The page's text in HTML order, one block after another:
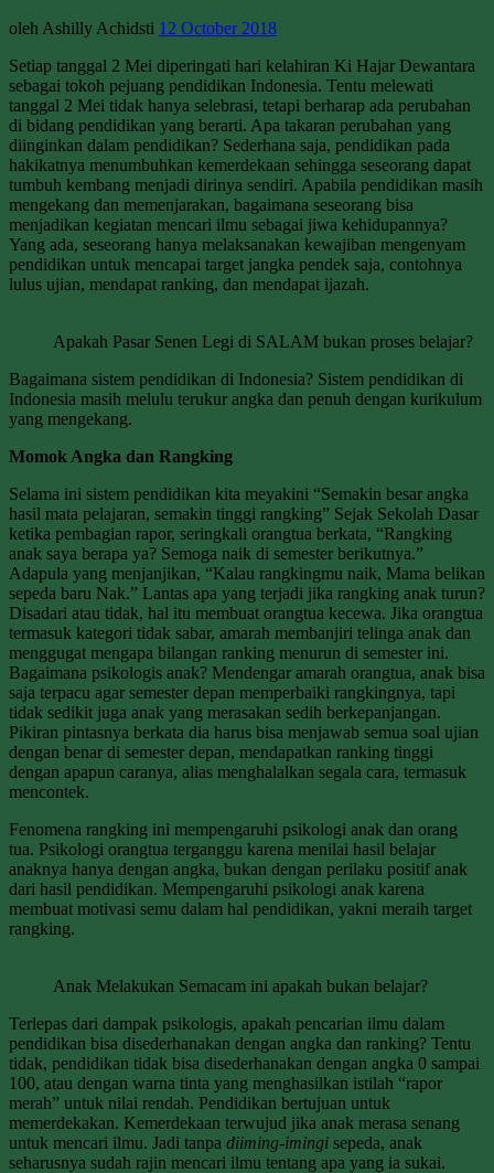
oleh Ashilly Achidsti 12 October 2018
Setiap tanggal 2 Mei diperingati hari kelahiran Ki Hajar Dewantara
sebagai tokoh pejuang pendidikan Indonesia. Tentu melewati
tanggal 2 Mei tidak hanya selebrasi, tetapi berharap ada perubahan
di bidang pendidikan yang berarti. Apa takaran perubahan yang
diinginkan dalam pendidikan? Sederhana saja, pendidikan pada
hakikatnya menumbuhkan kemerdekaan sehingga seseorang dapat
tumbuh kembang menjadi dirinya sendiri. Apabila pendidikan masih
mengekang dan memenjarakan, bagaimana seseorang bisa
menjadikan kegiatan mencari ilmu sebagai jiwa kehidupannya?
Yang ada, seseorang hanya melaksanakan kewajiban mengenyam
pendidikan untuk mencapai target jangka pendek saja, contohnya
lulus ujian, mendapat ranking, dan mendapat ijazah.
Apakah Pasar Senen Legi di SALAM bukan proses belajar?
Bagaimana sistem pendidikan di Indonesia? Sistem pendidikan di
Indonesia masih melulu terukur angka dan penuh dengan kurikulum
yang mengekang.
Momok Angka dan Rangking
Selama ini sistem pendidikan kita meyakini “Semakin besar angka
hasil mata pelajaran, semakin tinggi rangking” Sejak Sekolah Dasar
ketika pembagian rapor, seringkali orangtua berkata, “Rangking
anak saya berapa ya? Semoga naik di semester berikutnya.”
Adapula yang menjanjikan, “Kalau rangkingmu naik, Mama belikan
sepeda baru Nak.” Lantas apa yang terjadi jika rangking anak turun?
Disadari atau tidak, hal itu membuat orangtua kecewa. Jika orangtua
termasuk kategori tidak sabar, amarah membanjiri telinga anak dan
menggugat mengapa bilangan ranking menurun di semester ini.
Bagaimana psikologis anak? Mendengar amarah orangtua, anak bisa
saja terpacu agar semester depan memperbaiki rangkingnya, tapi
tidak sedikit juga anak yang merasakan sedih berkepanjangan.
Pikiran pintasnya berkata dia harus bisa menjawab semua soal ujian
dengan benar di semester depan, mendapatkan ranking tinggi
dengan apapun caranya, alias menghalalkan segala cara, termasuk
mencontek.
Fenomena rangking ini mempengaruhi psikologi anak dan orang
tua. Psikologi orangtua terganggu karena menilai hasil belajar
anaknya hanya dengan angka, bukan dengan perilaku positif anak
dari hasil pendidikan. Mempengaruhi psikologi anak karena
membuat motivasi semu dalam hal pendidikan, yakni meraih target
rangking.
Anak Melakukan Semacam ini apakah bukan belajar?
Terlepas dari dampak psikologis, apakah pencarian ilmu dalam
pendidikan bisa disederhanakan dengan angka dan ranking? Tentu
tidak, pendidikan tidak bisa disederhanakan dengan angka 0 sampai
100, atau dengan warna tinta yang menghasilkan istilah “rapor
merah” untuk nilai rendah. Pendidikan bertujuan untuk
memerdekakan. Kemerdekaan terwujud jika anak merasa senang
untuk mencari ilmu. Jadi tanpa diiming-imingi sepeda, anak
seharusnya sudah rajin mencari ilmu tentang apa yang ia sukai.